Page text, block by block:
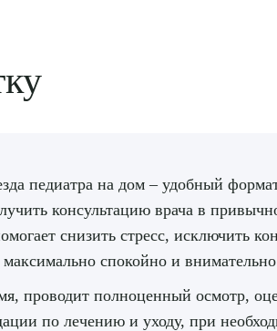
педиатра на дом – удобный
консультацию врача в
снизить стресс, исключить
спокойно и
проводит полноценный осмотр,
по лечению и уходу, при
Выберите